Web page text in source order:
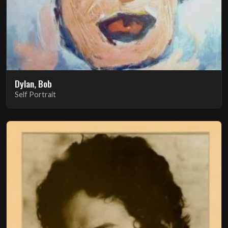
Dylan, Bob
Self Portrait